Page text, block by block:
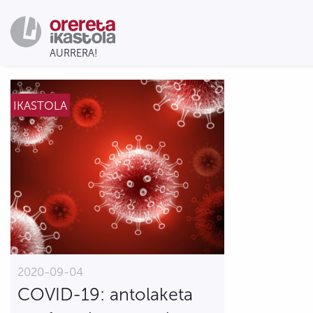
IKASTOLA
2020-09-04
COVID-19: antolaketa